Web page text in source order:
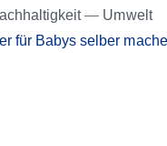
Umwelt
für Babys selber